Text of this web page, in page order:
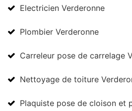
Electricien Verderonne
Plombier Verderonne
Carreleur pose de carrelage
Nettoyage de toiture
Plaquiste pose de cloison et